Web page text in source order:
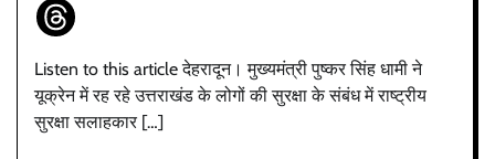
Listen to this article देहरादून। मुख्यमंत्री पुष्कर सिंह धामी ने
यूक्रेन में रह रहे उत्तराखंड के लोगों की सुरक्षा के संबंध में राष्ट्रीय
सुरक्षा सलाहकार […]